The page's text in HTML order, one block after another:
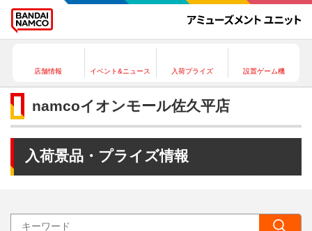
店舗情報 イベント&ニュース 入荷プライズ 設置ゲーム機
namcoイオンモール佐久平店
入荷景品・プライズ情報